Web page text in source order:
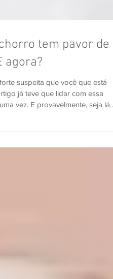
tem pavor de
agora?
suspeita que você que está
já teve que lidar com essa